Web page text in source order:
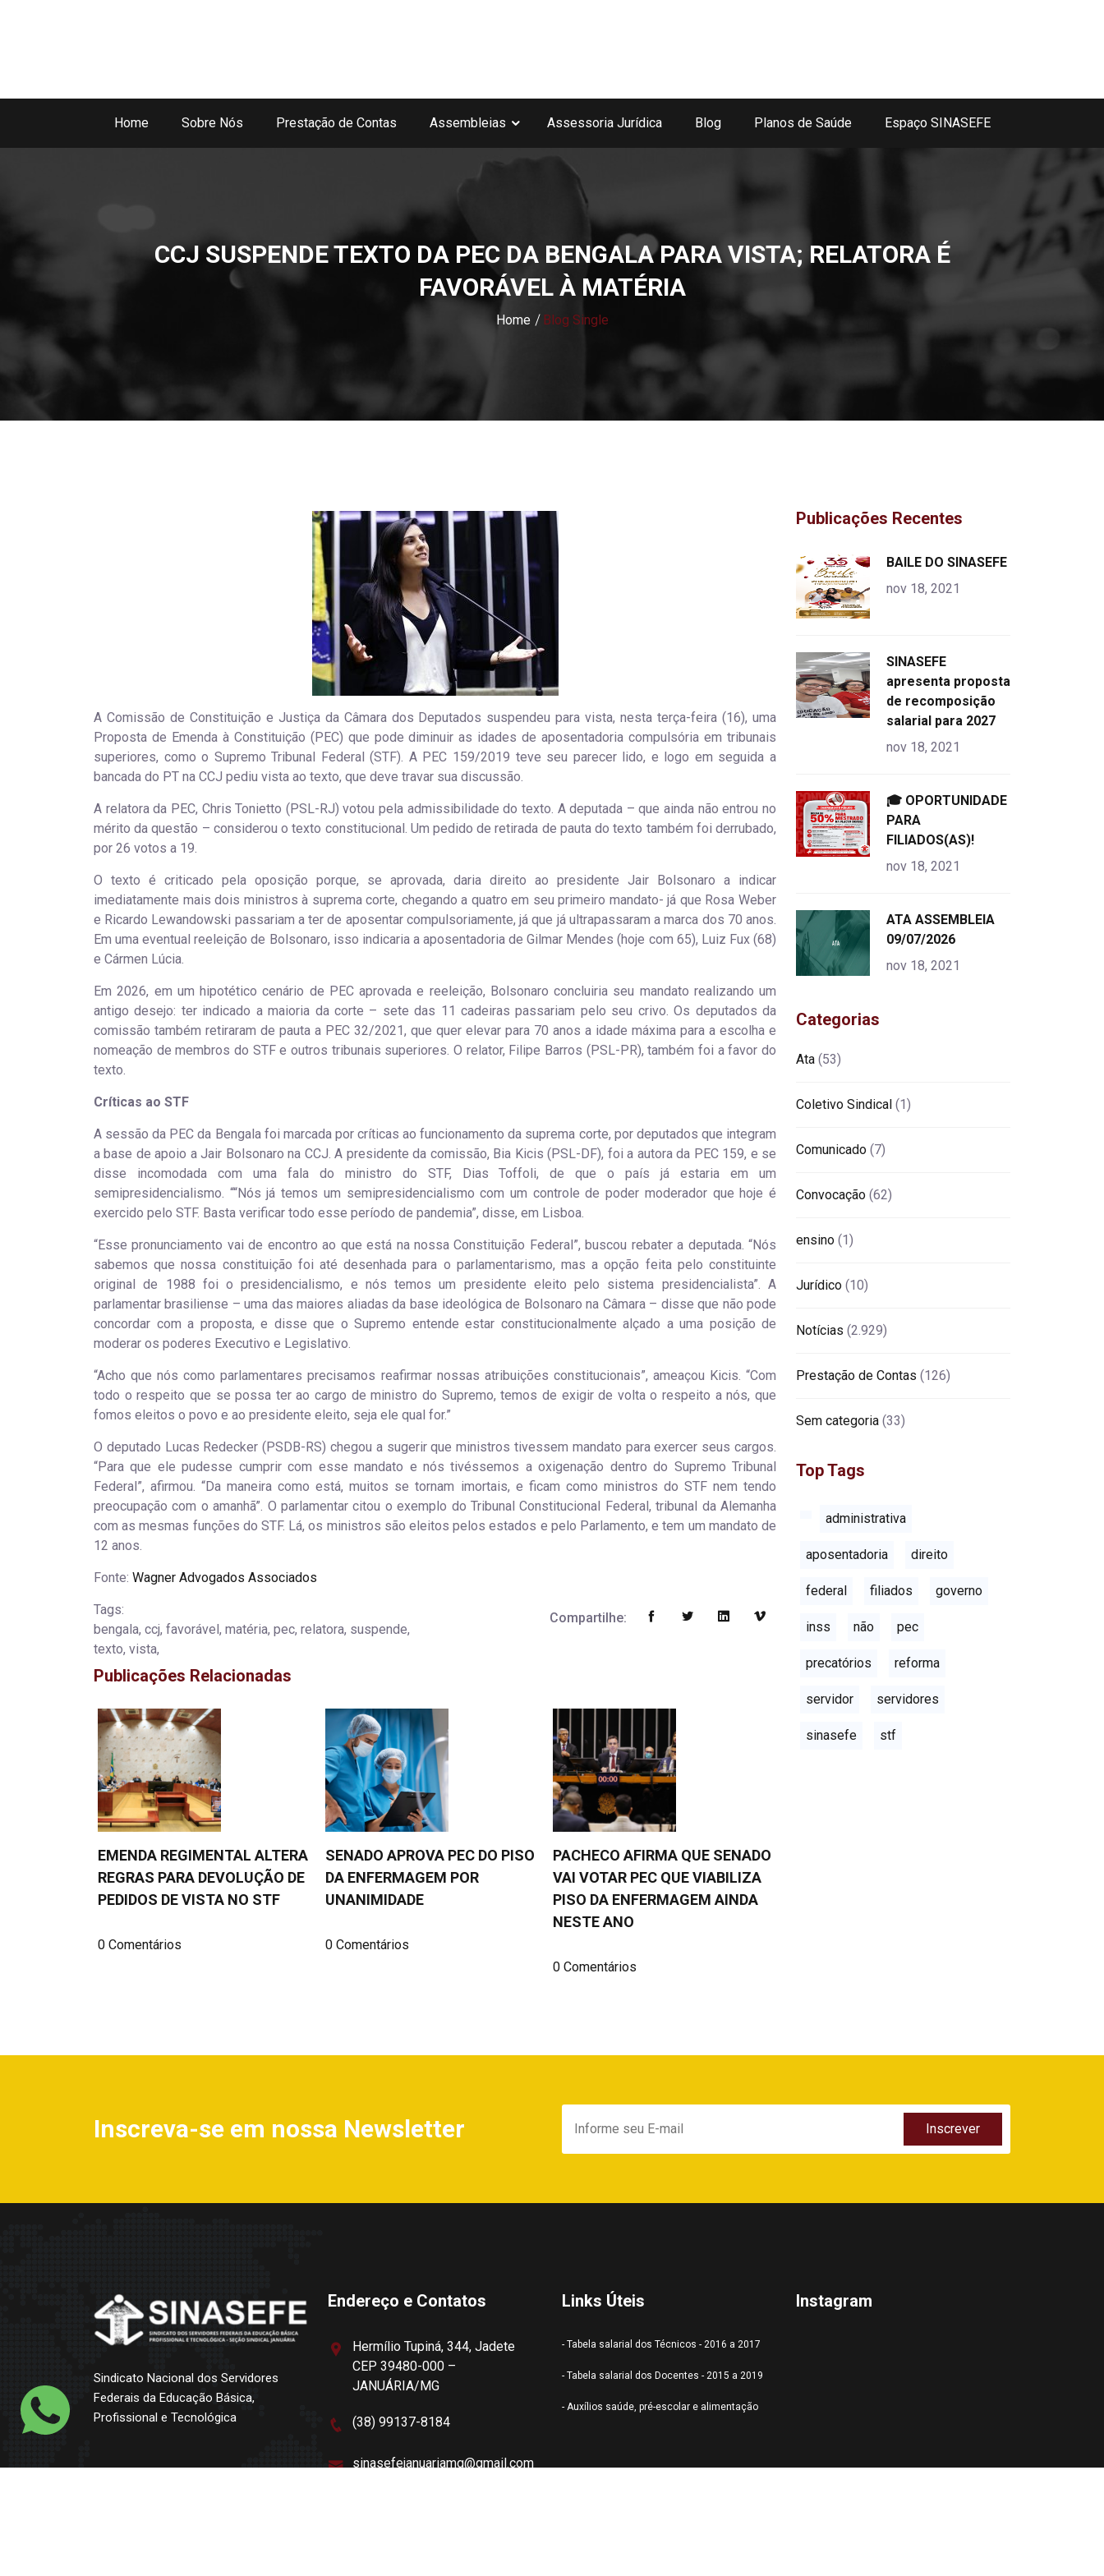
Home Sobre Nós Prestação de Contas Assembleias Assessoria Jurídica Blog Planos de Saúde Espaço SINASEFE
CCJ SUSPENDE TEXTO DA PEC DA BENGALA PARA VISTA; RELATORA É
FAVORÁVEL À MATÉRIA
Home Blog Single
A Comissão de Constituição e Justiça da Câmara dos Deputados suspendeu para vista, nesta terça-feira (16), uma
Proposta de Emenda à Constituição (PEC) que pode diminuir as idades de aposentadoria compulsória em tribunais
superiores, como o Supremo Tribunal Federal (STF). A PEC 159/2019 teve seu parecer lido, e logo em seguida a
bancada do PT na CCJ pediu vista ao texto, que deve travar sua discussão.
A relatora da PEC, Chris Tonietto (PSL-RJ) votou pela admissibilidade do texto. A deputada – que ainda não entrou no
mérito da questão – considerou o texto constitucional. Um pedido de retirada de pauta do texto também foi derrubado,
por 26 votos a 19.
O texto é criticado pela oposição porque, se aprovada, daria direito ao presidente Jair Bolsonaro a indicar
imediatamente mais dois ministros à suprema corte, chegando a quatro em seu primeiro mandato- já que Rosa Weber
e Ricardo Lewandowski passariam a ter de aposentar compulsoriamente, já que já ultrapassaram a marca dos 70 anos.
Em uma eventual reeleição de Bolsonaro, isso indicaria a aposentadoria de Gilmar Mendes (hoje com 65), Luiz Fux (68)
e Cármen Lúcia.
Em 2026, em um hipotético cenário de PEC aprovada e reeleição, Bolsonaro concluiria seu mandato realizando um
antigo desejo: ter indicado a maioria da corte – sete das 11 cadeiras passariam pelo seu crivo. Os deputados da
comissão também retiraram de pauta a PEC 32/2021, que quer elevar para 70 anos a idade máxima para a escolha e
nomeação de membros do STF e outros tribunais superiores. O relator, Filipe Barros (PSL-PR), também foi a favor do
texto.
Críticas ao STF
A sessão da PEC da Bengala foi marcada por críticas ao funcionamento da suprema corte, por deputados que integram
a base de apoio a Jair Bolsonaro na CCJ. A presidente da comissão, Bia Kicis (PSL-DF), foi a autora da PEC 159, e se
disse incomodada com uma fala do ministro do STF, Dias Toffoli, de que o país já estaria em um
semipresidencialismo. ““Nós já temos um semipresidencialismo com um controle de poder moderador que hoje é
exercido pelo STF. Basta verificar todo esse período de pandemia”, disse, em Lisboa.
“Esse pronunciamento vai de encontro ao que está na nossa Constituição Federal”, buscou rebater a deputada. “Nós
sabemos que nossa constituição foi até desenhada para o parlamentarismo, mas a opção feita pelo constituinte
original de 1988 foi o presidencialismo, e nós temos um presidente eleito pelo sistema presidencialista”. A
parlamentar brasiliense – uma das maiores aliadas da base ideológica de Bolsonaro na Câmara – disse que não pode
concordar com a proposta, e disse que o Supremo entende estar constitucionalmente alçado a uma posição de
moderar os poderes Executivo e Legislativo.
“Acho que nós como parlamentares precisamos reafirmar nossas atribuições constitucionais”, ameaçou Kicis. “Com
todo o respeito que se possa ter ao cargo de ministro do Supremo, temos de exigir de volta o respeito a nós, que
fomos eleitos o povo e ao presidente eleito, seja ele qual for.”
O deputado Lucas Redecker (PSDB-RS) chegou a sugerir que ministros tivessem mandato para exercer seus cargos.
“Para que ele pudesse cumprir com esse mandato e nós tivéssemos a oxigenação dentro do Supremo Tribunal
Federal”, afirmou. “Da maneira como está, muitos se tornam imortais, e ficam como ministros do STF nem tendo
preocupação com o amanhã”. O parlamentar citou o exemplo do Tribunal Constitucional Federal, tribunal da Alemanha
com as mesmas funções do STF. Lá, os ministros são eleitos pelos estados e pelo Parlamento, e tem um mandato de
12 anos.
Fonte: Wagner Advogados Associados
Tags:
bengala, ccj, favorável, matéria, pec, relatora, suspende,
texto, vista,
Compartilhe:
Publicações Relacionadas
EMENDA REGIMENTAL ALTERA
REGRAS PARA DEVOLUÇÃO DE
PEDIDOS DE VISTA NO STF
0 Comentários
SENADO APROVA PEC DO PISO
DA ENFERMAGEM POR
UNANIMIDADE
0 Comentários
PACHECO AFIRMA QUE SENADO
VAI VOTAR PEC QUE VIABILIZA
PISO DA ENFERMAGEM AINDA
NESTE ANO
0 Comentários
Publicações Recentes
alt="product">
BAILE DO SINASEFE
nov 18, 2021
alt="product">
SINASEFE
apresenta proposta
de recomposição
salarial para 2027
nov 18, 2021
alt="product">
🎓 OPORTUNIDADE
PARA
FILIADOS(AS)!
nov 18, 2021
alt="product">
ATA ASSEMBLEIA
09/07/2026
nov 18, 2021
Categorias
Ata (53)
Coletivo Sindical (1)
Comunicado (7)
Convocação (62)
ensino (1)
Jurídico (10)
Notícias (2.929)
Prestação de Contas (126)
Sem categoria (33)
Top Tags
administrativa
aposentadoria direito
federal filiados governo
inss não pec
precatórios reforma
servidor servidores
sinasefe stf
Inscreva-se em nossa Newsletter
Sindicato Nacional dos Servidores
Federais da Educação Básica,
Profissional e Tecnológica
Endereço e Contatos
Hermílio Tupiná, 344, Jadete
CEP 39480-000 –
JANUÁRIA/MG
(38) 99137-8184
sinasefejanuariamg@gmail.com
Links Úteis
- Tabela salarial dos Técnicos - 2016 a 2017
- Tabela salarial dos Docentes - 2015 a 2019
- Auxílios saúde, pré-escolar e alimentação
Instagram